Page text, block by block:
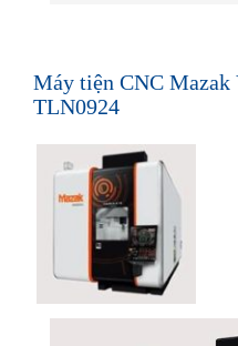
Máy tiện CNC Mazak
TLN0924